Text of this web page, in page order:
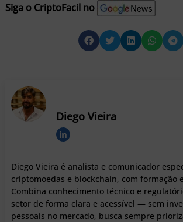
Siga o CriptoFacil no
Diego Vieira
Diego Vieira é analista e comunicador
criptomoedas e blockchain, com formação
Combina conhecimento técnico e
setor de forma clara e acessível — sem
pessoais no mercado, busca sempre